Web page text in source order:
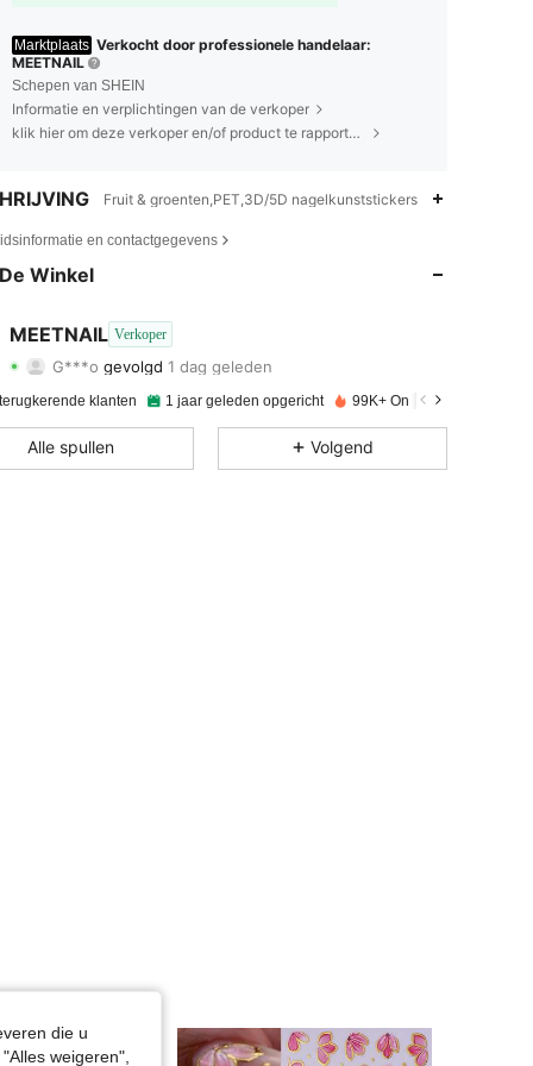
Marktplaats Verkocht door professionele handelaar:
MEETNAIL
Schepen van SHEIN
Informatie en verplichtingen van de verkoper
klik hier om deze verkoper en/of product te rapporteren.
Fruit & groenten,PET,3D/5D nagelkunststickers
en contactgegevens
Winkel
MEETNAIL Verkoper
4.92 380 7.7K
gevolgd1 dag geleden
4.92 Beoordeling 380Artikelen 7.7K
4.92 380 7.7K
klanten 1 jaar geleden opgericht 99K+ Onlangs verkocht
Alle spullen Volgend
die u
weigeren",